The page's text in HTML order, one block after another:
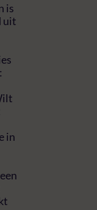
is
uit
in